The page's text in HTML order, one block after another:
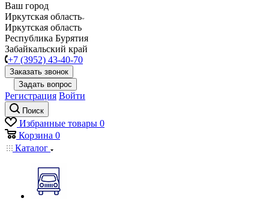
Ваш город
Иркутская область
Иркутская область
Республика Бурятия
Забайкальский край
+7 (3952) 43-40-70
Заказать звонок
Задать вопрос
Регистрация Войти
Поиск
Избранные товары 0
Корзина 0
Каталог